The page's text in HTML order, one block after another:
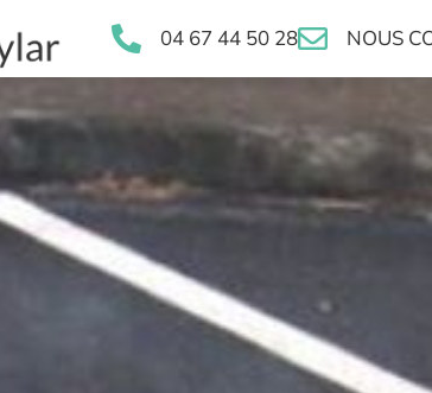
04 67 44 50 28 NOUS